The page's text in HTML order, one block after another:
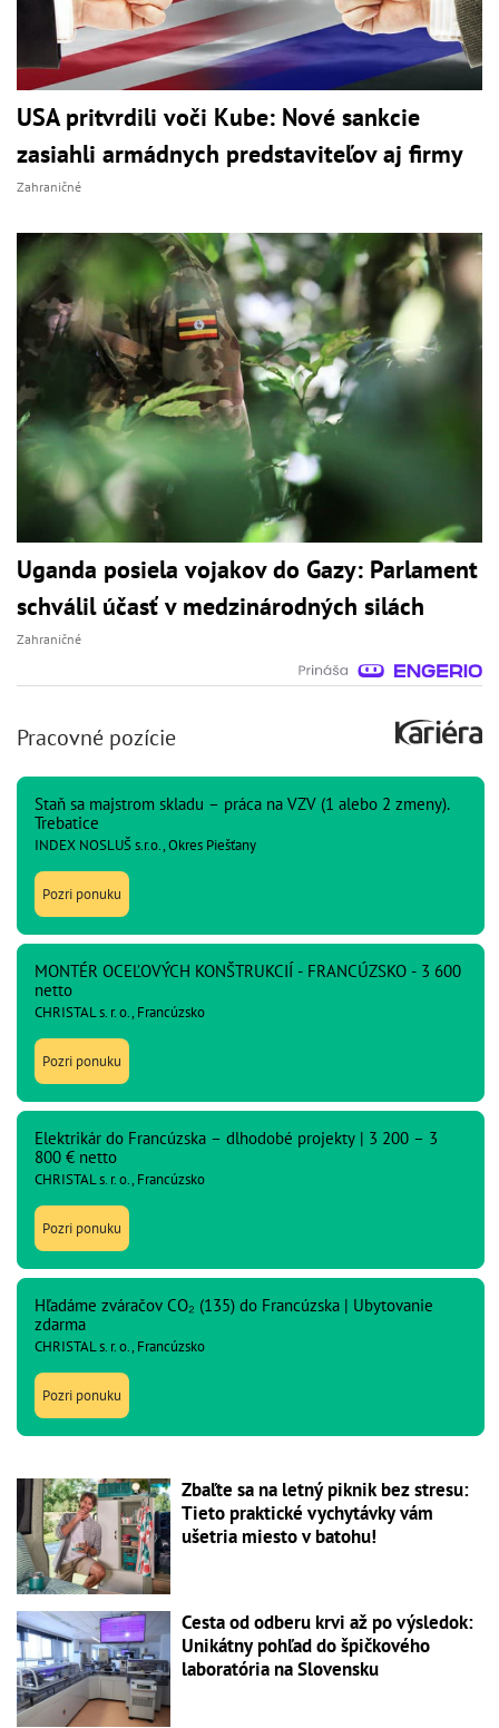
USA pritvrdili voči Kube: Nové sankcie
zasiahli armádnych predstaviteľov aj firmy
Zahraničné
Uganda posiela vojakov do Gazy: Parlament
schválil účasť v medzinárodných silách
Zahraničné
Pracovné pozície
Staň sa majstrom skladu – práca na VZV (1 alebo 2 zmeny).
Trebatice
INDEX NOSLUŠ s.r.o., Okres Piešťany
Pozri ponuku
MONTÉR OCEĽOVÝCH KONŠTRUKCIÍ - FRANCÚZSKO - 3 600
netto
CHRISTAL s. r. o., Francúzsko
Pozri ponuku
Elektrikár do Francúzska – dlhodobé projekty | 3 200 – 3
800 € netto
CHRISTAL s. r. o., Francúzsko
Pozri ponuku
Hľadáme zváračov CO₂ (135) do Francúzska | Ubytovanie
zdarma
CHRISTAL s. r. o., Francúzsko
Pozri ponuku
Zbaľte sa na letný piknik bez stresu:
Tieto praktické vychytávky vám
ušetria miesto v batohu!
Cesta od odberu krvi až po výsledok:
Unikátny pohľad do špičkového
laboratória na Slovensku